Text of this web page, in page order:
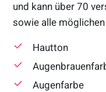
und kann über 70
sowie alle
Hautton
Augenfarbe